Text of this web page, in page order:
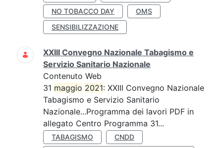
NO TOBACCO DAY
OMS
SENSIBILIZZAZIONE
XXIII Convegno Nazionale Tabagismo e
Servizio Sanitario Nazionale
Contenuto Web
31 maggio 2021: XXIII Convegno Nazionale
Tabagismo e Servizio Sanitario
Nazionale...Programma dei lavori PDF in
allegato Centro Programma 31...
TABAGISMO
CNDD